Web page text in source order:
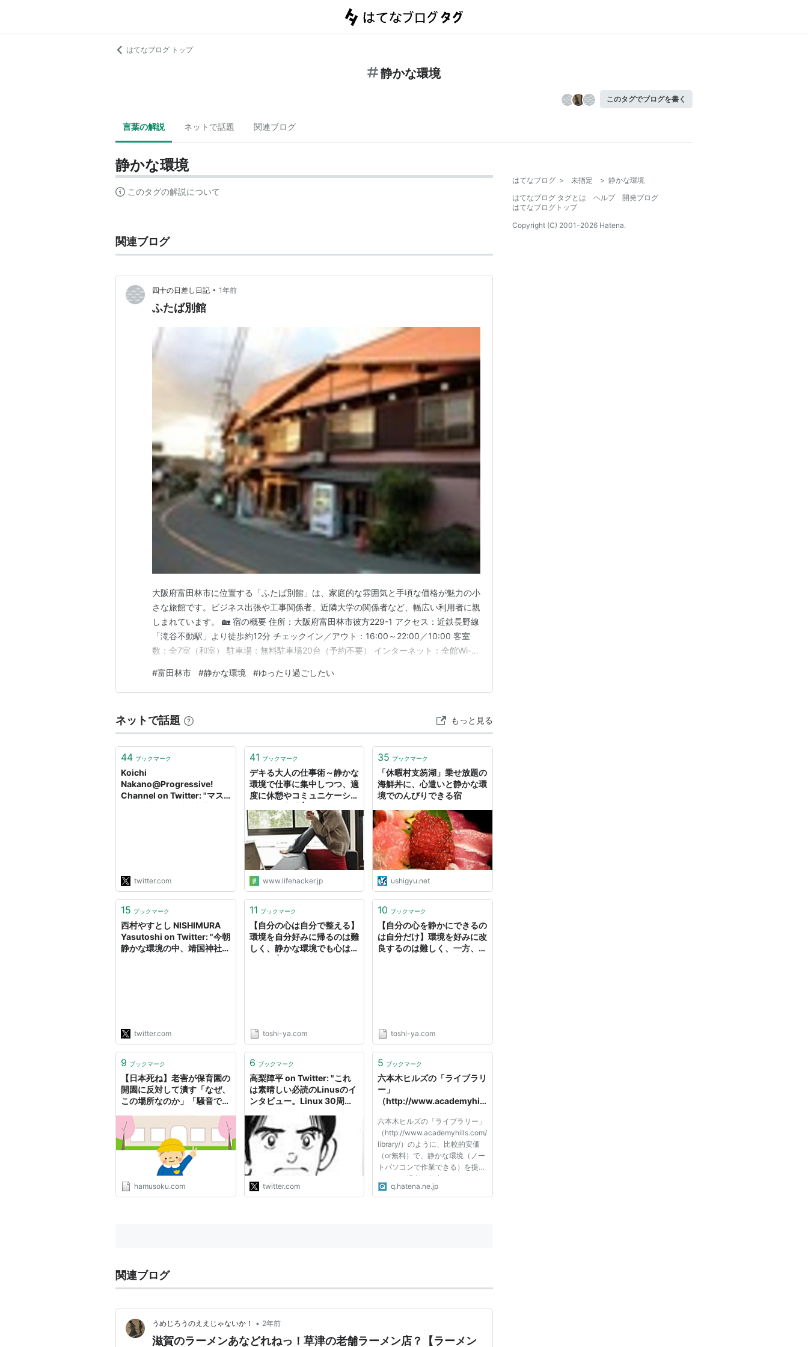
はてなブログ トップ
静かな環境
このタグでブログを書く
言葉の解説 ネットで話題 関連ブログ
静かな環境
このタグの解説について
関連ブログ
四十の日差し日記 • 1年前
ふたば別館
大阪府富田林市に位置する「ふたば別館」は、家庭的な雰囲気と手頃な価格が魅力の小
さな旅館です。ビジネス出張や工事関係者、近隣大学の関係者など、幅広い利用者に親
しまれています。 🏡 宿の概要 住所：大阪府富田林市彼方229-1 アクセス：近鉄長野線
「滝谷不動駅」より徒歩約12分 チェックイン／アウト：16:00～22:00／10:00 客室
数：全7室（和室） 駐車場：無料駐車場20台（予約不要） インターネット：全館Wi-Fi
レジットカード利用不可） 🛏️ 客室と設備 客室は和室で、テレビ、冷蔵庫、個別空調、
洗浄機付ト…
#富田林市 #静かな環境 #ゆったり過ごしたい
ネットで話題 もっと見る
44 ブックマーク
Koichi
Nakano@Progressive!
Channel on Twitter: "マス
いつまでもごちゃごちゃ言わ
ずに応援すべき」 ↓感
染爆発 「みんな…
https://t.co/Y0p76p3M2F"
twitter.com
41 ブックマーク
デキる大人の仕事術～静かな
環境で仕事に集中しつつ、適
度に休憩やコミュニケーショ
ー・ジャパン
www.lifehacker.jp
35 ブックマーク
「休暇村支笏湖」乗せ放題の
海鮮丼に、心遣いと静かな環
境でのんびりできる宿
ushigyu.net
15 ブックマーク
西村やすとし NISHIMURA
Yasutoshi on Twitter: "今朝
静かな環境の中、靖国神社に
安倍総理のことを思いつつ、
日本及び世界の平和…
https://t.co/cS9cZASFZJ"
twitter.com
11 ブックマーク
【自分の心は自分で整える】
環境を自分好みに帰るのは難
しく、静かな環境でも心は乱
toshi-ya.com
10 ブックマーク
【自分の心を静かにできるの
は自分だけ】環境を好みに改
良するのは難しく、一方、静
toshi-ya.com
9 ブックマーク
【日本死ね】老害が保育園の
開園に反対して潰す「なぜ、
この場所なのか」「騒音で地
か」自治会長「古くからの高
齢世帯が多いから静かな環境
を守りたい」:ハムスター速
hamusoku.com
6 ブックマーク
高梨陣平 on Twitter: "これ
は素晴しい必読のLinusのイ
ンタビュー。Linux 30周年
た。この記事はPart1で
Part2も存在するみたい。ラ
イセンスの選択について後悔
はない。彼は暗くなくても良
いが静かな環境が好みでもう
10年…
https://t.co/DByv7sIr2V"
twitter.com
5 ブックマーク
六本木ヒルズの「ライブラリ
ー」
（http://www.academyhill
比較的安価（or無料）で、
静かな環境（ノートパソコン
で作業できる）を提供…
六本木ヒルズの「ライブラリー」
（http://www.academyhills.com/
library/）のように、比較的安価
（or無料）で、静かな環境（ノー
トパソコンで作業できる）を提供
している場所は都内でほかにない
でしょうか。 公立図書館とカフ
q.hatena.ne.jp
関連ブログ
うめじろうのええじゃないか！ • 2年前
滋賀のラーメンあなどれねっ！草津の老舗ラーメン店？【ラーメン
はてなブログ > 未指定 > 静かな環境
はてなブログ タグとは
ヘルプ
開発ブログ
はてなブログトップ
Copyright (C) 2001-2026 Hatena.